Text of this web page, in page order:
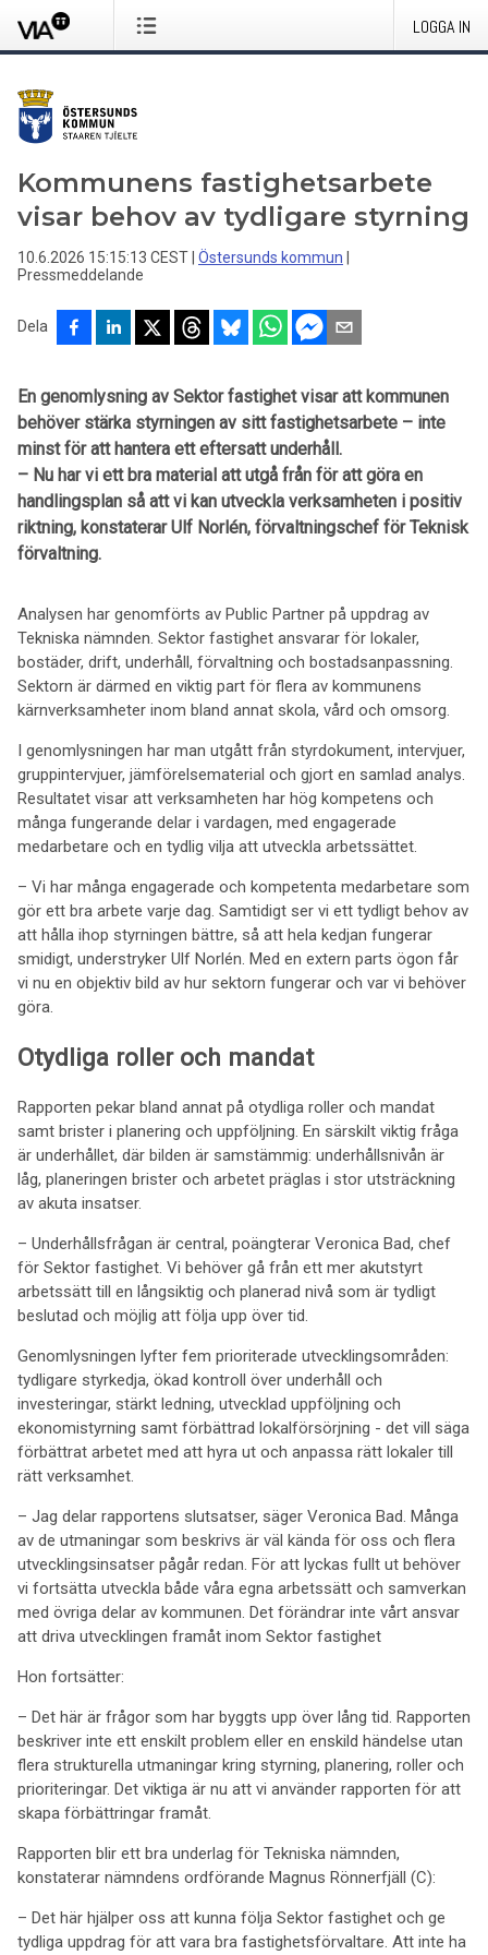
LOGGA IN
Kommunens fastighetsarbete
visar behov av tydligare styrning
10.6.2026 15:15:13 CEST Östersunds kommun
Pressmeddelande
Dela
En genomlysning av Sektor fastighet visar att kommunen
behöver stärka styrningen av sitt fastighetsarbete – inte
minst för att hantera ett eftersatt underhåll.
– Nu har vi ett bra material att utgå från för att göra en
handlingsplan så att vi kan utveckla verksamheten i positiv
riktning, konstaterar Ulf Norlén, förvaltningschef för Teknisk
förvaltning.
Analysen har genomförts av Public Partner på uppdrag av
Tekniska nämnden. Sektor fastighet ansvarar för lokaler,
bostäder, drift, underhåll, förvaltning och bostadsanpassning.
Sektorn är därmed en viktig part för flera av kommunens
kärnverksamheter inom bland annat skola, vård och omsorg.
I genomlysningen har man utgått från styrdokument, intervjuer,
gruppintervjuer, jämförelsematerial och gjort en samlad analys.
Resultatet visar att verksamheten har hög kompetens och
många fungerande delar i vardagen, med engagerade
medarbetare och en tydlig vilja att utveckla arbetssättet.
– Vi har många engagerade och kompetenta medarbetare som
gör ett bra arbete varje dag. Samtidigt ser vi ett tydligt behov av
att hålla ihop styrningen bättre, så att hela kedjan fungerar
smidigt, understryker Ulf Norlén. Med en extern parts ögon får
vi nu en objektiv bild av hur sektorn fungerar och var vi behöver
göra.
Otydliga roller och mandat
Rapporten pekar bland annat på otydliga roller och mandat
samt brister i planering och uppföljning. En särskilt viktig fråga
är underhållet, där bilden är samstämmig: underhållsnivån är
låg, planeringen brister och arbetet präglas i stor utsträckning
av akuta insatser.
– Underhållsfrågan är central, poängterar Veronica Bad, chef
för Sektor fastighet. Vi behöver gå från ett mer akutstyrt
arbetssätt till en långsiktig och planerad nivå som är tydligt
beslutad och möjlig att följa upp över tid.
Genomlysningen lyfter fem prioriterade utvecklingsområden:
tydligare styrkedja, ökad kontroll över underhåll och
investeringar, stärkt ledning, utvecklad uppföljning och
ekonomistyrning samt förbättrad lokalförsörjning - det vill säga
förbättrat arbetet med att hyra ut och anpassa rätt lokaler till
rätt verksamhet.
– Jag delar rapportens slutsatser, säger Veronica Bad. Många
av de utmaningar som beskrivs är väl kända för oss och flera
utvecklingsinsatser pågår redan. För att lyckas fullt ut behöver
vi fortsätta utveckla både våra egna arbetssätt och samverkan
med övriga delar av kommunen. Det förändrar inte vårt ansvar
att driva utvecklingen framåt inom Sektor fastighet
Hon fortsätter:
– Det här är frågor som har byggts upp över lång tid. Rapporten
beskriver inte ett enskilt problem eller en enskild händelse utan
flera strukturella utmaningar kring styrning, planering, roller och
prioriteringar. Det viktiga är nu att vi använder rapporten för att
skapa förbättringar framåt.
Rapporten blir ett bra underlag för Tekniska nämnden,
konstaterar nämndens ordförande Magnus Rönnerfjäll (C):
– Det här hjälper oss att kunna följa Sektor fastighet och ge
tydliga uppdrag för att vara bra fastighetsförvaltare. Att inte ha